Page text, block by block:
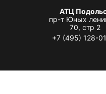
АТЦ
пр-т Юных
70, стр 2
+7 (495) 128-